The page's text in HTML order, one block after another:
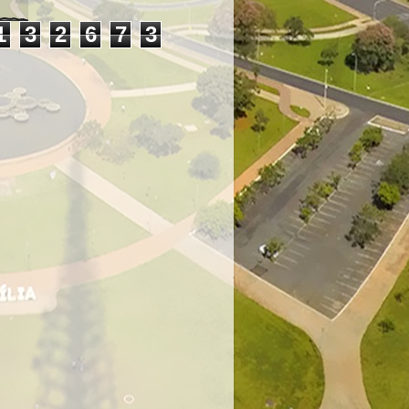
3 2 6 7 3